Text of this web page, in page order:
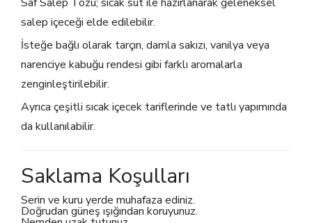
salep içeceği elde edilebilir.
İsteğe bağlı olarak tarçın, damla sakızı, vanilya veya
narenciye kabuğu rendesi gibi farklı aromalarla
zenginleştirilebilir.
Ayrıca çeşitli sıcak içecek tariflerinde ve tatlı yapımında
da kullanılabilir.
Saklama Koşulları
Serin ve kuru yerde muhafaza ediniz.
Doğrudan güneş ışığından koruyunuz.